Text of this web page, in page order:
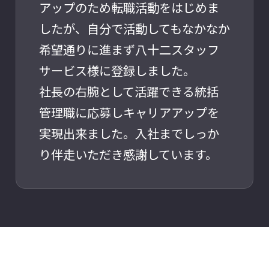
アップのため転職活動をはじめま
したが、自分で活動してもなかなか
希望通りに進まず八十二スタッフ
サービス様に登録しました。
社長の右腕として活躍できる統括
管理職に応募しキャリアアップを
実現出来ました。入社までしっか
り伴走いただき感謝しています。